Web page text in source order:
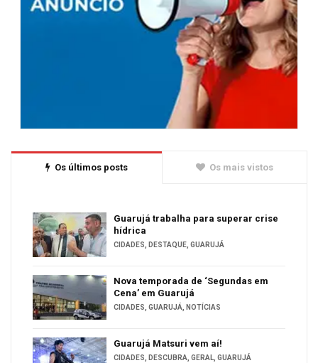
Os últimos posts Os mais vistos
Guarujá trabalha para superar crise
hídrica
CIDADES, DESTAQUE, GUARUJÁ
Nova temporada de ‘Segundas em
Cena’ em Guarujá
CIDADES, GUARUJÁ, NOTÍCIAS
Guarujá Matsuri vem aí!
CIDADES, DESCUBRA, GERAL, GUARUJÁ